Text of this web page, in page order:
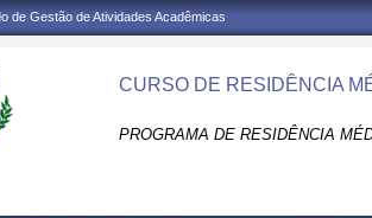
de Gestão de Atividades Acadêmicas
CURSO DE RESIDÊNCIA
PROGRAMA DE RESIDÊNCIA